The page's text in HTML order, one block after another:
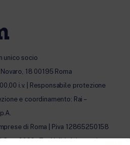
unico socio
18 00195 Roma
i.v. | Responsabile protezione
e coordinamento: Rai –
di Roma | P.iva 12865250158
Com 2026 - Tutti i diritti riservati